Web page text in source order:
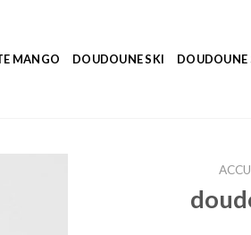
MANGO DOUDOUNE SKI DOUDOUNE